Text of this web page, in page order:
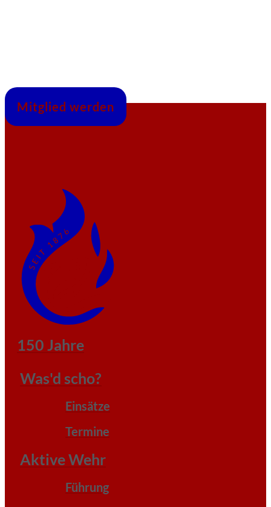
Mitglied werden
150 Jahre
Was'd scho?
Einsätze
Termine
Aktive Wehr
Führung